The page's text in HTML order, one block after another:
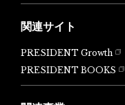
関連サイト
PRESIDENT Growth
PRESIDENT BOOKS